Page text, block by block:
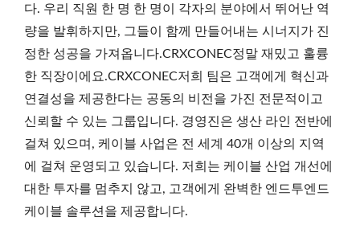
다. 우리 직원 한 명 한 명이 각자의 분야에서 뛰어난 역
량을 발휘하지만, 그들이 함께 만들어내는 시너지가 진
정한 성공을 가져옵니다.CRXCONEC정말 재밌고 훌륭
한 직장이에요.CRXCONEC저희 팀은 고객에게 혁신과
연결성을 제공한다는 공동의 비전을 가진 전문적이고
신뢰할 수 있는 그룹입니다. 경영진은 생산 라인 전반에
걸쳐 있으며, 케이블 사업은 전 세계 40개 이상의 지역
에 걸쳐 운영되고 있습니다. 저희는 케이블 산업 개선에
대한 투자를 멈추지 않고, 고객에게 완벽한 엔드투엔드
케이블 솔루션을 제공합니다.